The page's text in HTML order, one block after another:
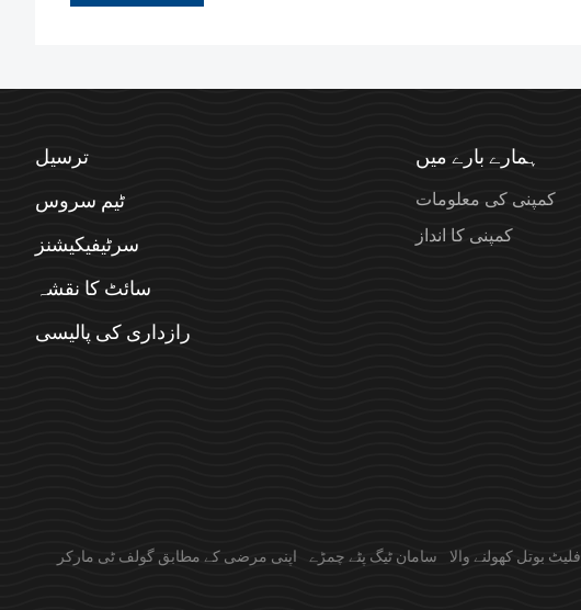
ترسیل
ٹیم سروس
سرٹیفیکیشنز
سائٹ کا نقشہ
رازداری کی پالیسی
ہمارے بارے میں
کمپنی کی معلومات
کمپنی کا انداز
فلیٹ بوتل کھولنے والا سامان ٹیگ پٹے چمڑے اپنی مرضی کے مطابق گولف ٹی مارکر